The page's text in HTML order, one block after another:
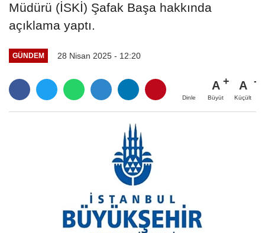
Müdürü (İSKİ) Şafak Başa hakkında
açıklama yaptı.
GÜNDEM 28 Nisan 2025 - 12:20
Dinle
A
Büyüt
A
Küçült